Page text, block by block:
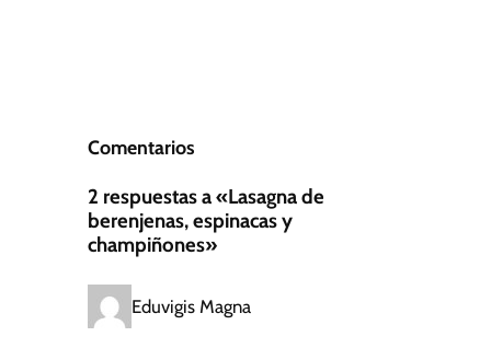
Comentarios
2 respuestas a «Lasagna de
berenjenas, espinacas y
champiñones»
Eduvigis Magna